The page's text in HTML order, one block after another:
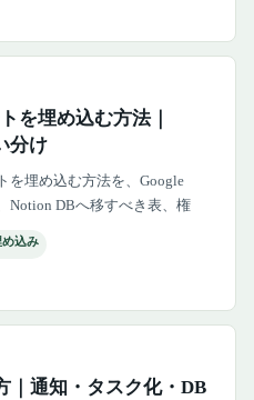
を埋め込む方法｜
分け
を埋め込む方法を、Google
Notion DBへ移すべき表、権
め込み
｜通知・タスク化・DB